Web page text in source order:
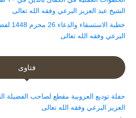
الشيخ عبد العزيز البرعي وفقه الله تعالى
خطبة
البرعي وفقه الله تعالى
فتاوى
حفلة توديع العزوبية مقطع لصاحب الفضيلة
العزيز البرعي وفقه الله تعالى